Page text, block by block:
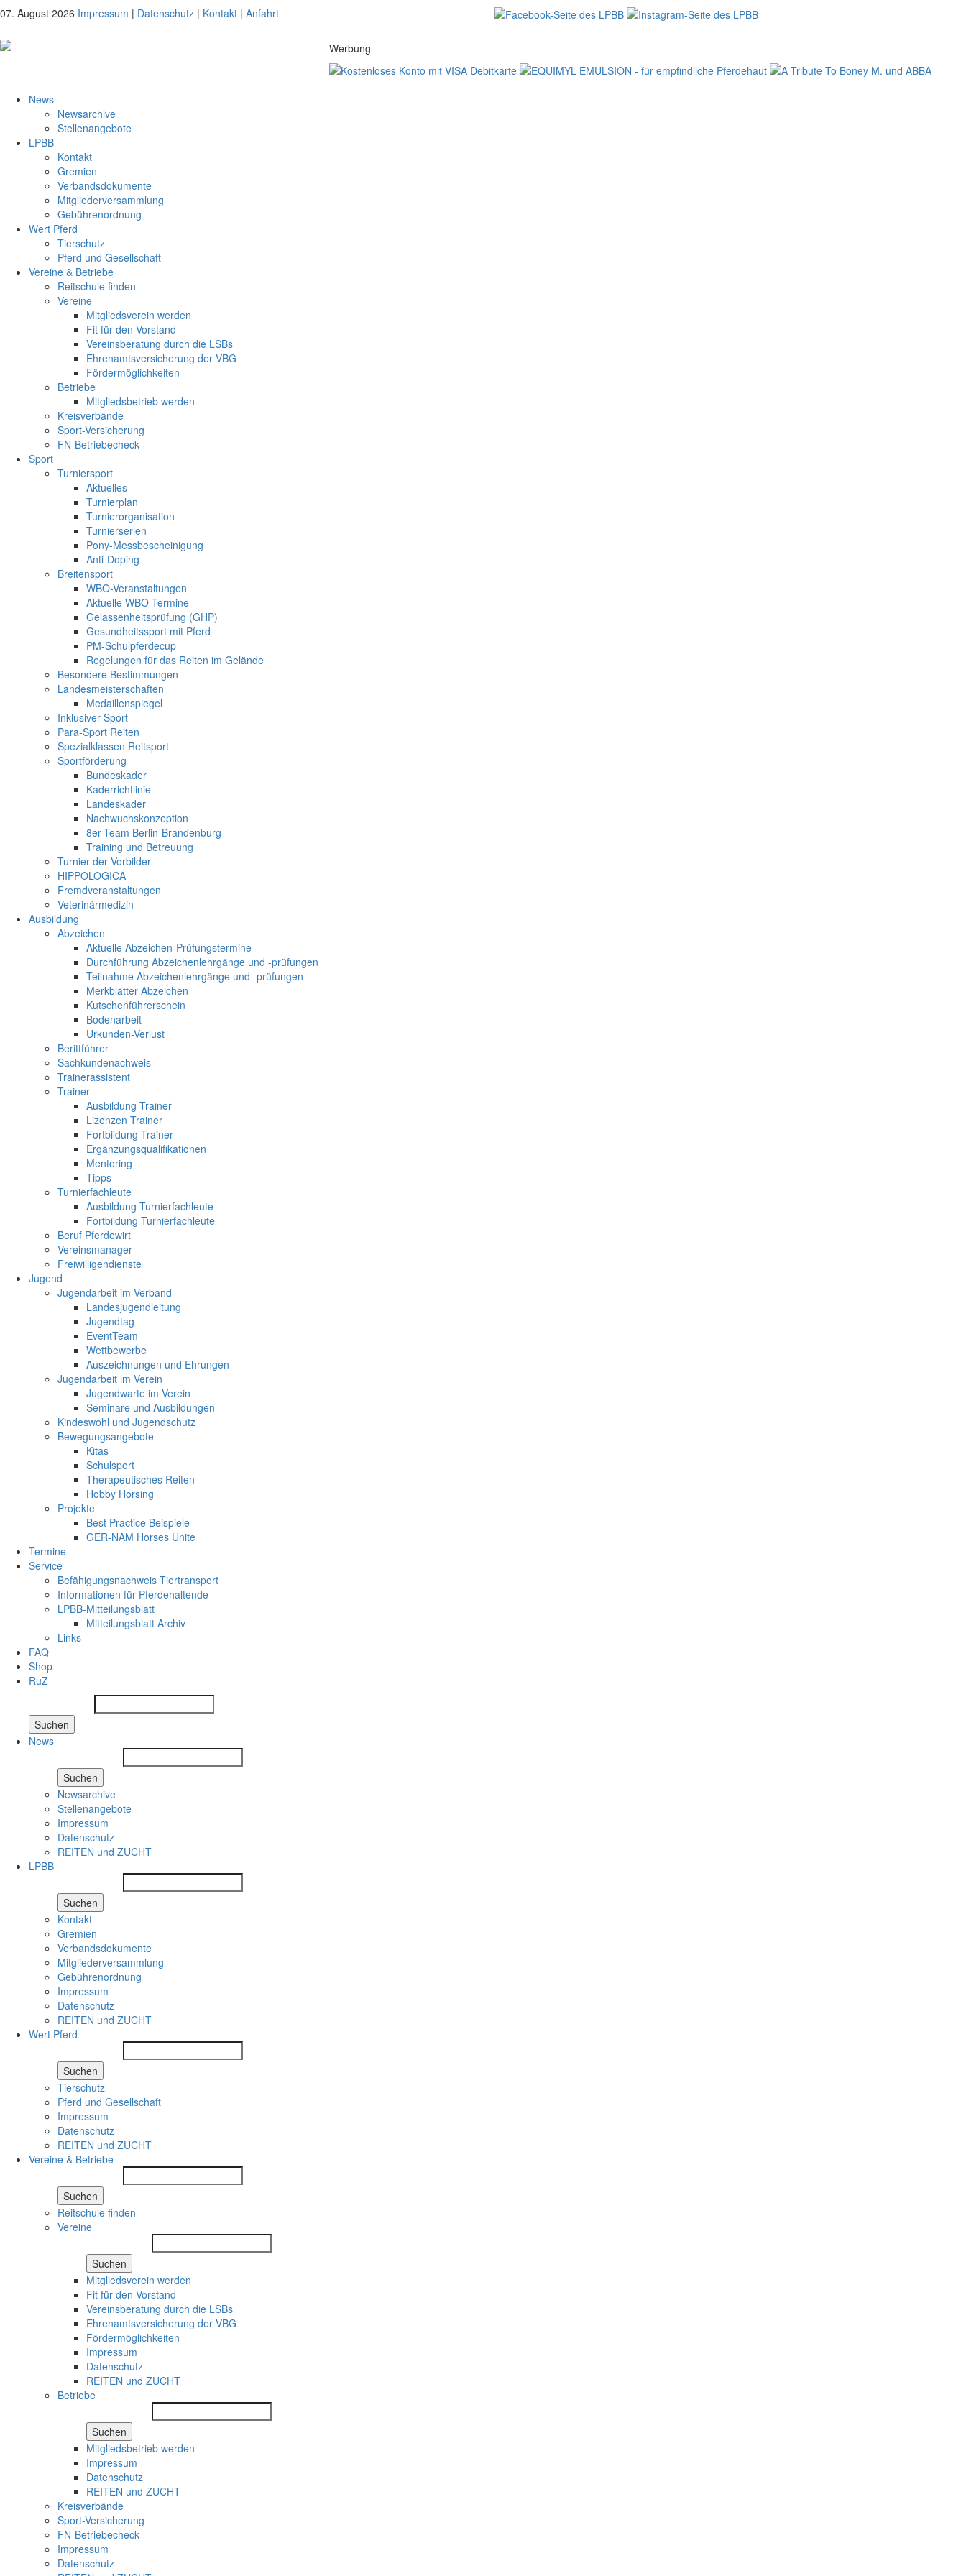
07. August 2026 Impressum | Datenschutz | Kontakt | Anfahrt
Werbung
News
Newsarchive
Stellenangebote
LPBB
Kontakt
Gremien
Verbandsdokumente
Mitgliederversammlung
Gebührenordnung
Wert Pferd
Tierschutz
Pferd und Gesellschaft
Vereine & Betriebe
Reitschule finden
Vereine
Mitgliedsverein werden
Fit für den Vorstand
Vereinsberatung durch die LSBs
Ehrenamtsversicherung der VBG
Fördermöglichkeiten
Betriebe
Mitgliedsbetrieb werden
Kreisverbände
Sport-Versicherung
FN-Betriebecheck
Sport
Turniersport
Aktuelles
Turnierplan
Turnierorganisation
Turnierserien
Pony-Messbescheinigung
Anti-Doping
Breitensport
WBO-Veranstaltungen
Aktuelle WBO-Termine
Gelassenheitsprüfung (GHP)
Gesundheitssport mit Pferd
PM-Schulpferdecup
Regelungen für das Reiten im Gelände
Besondere Bestimmungen
Landesmeisterschaften
Medaillenspiegel
Inklusiver Sport
Para-Sport Reiten
Spezialklassen Reitsport
Sportförderung
Bundeskader
Kaderrichtlinie
Landeskader
Nachwuchskonzeption
8er-Team Berlin-Brandenburg
Training und Betreuung
Turnier der Vorbilder
HIPPOLOGICA
Fremdveranstaltungen
Veterinärmedizin
Ausbildung
Abzeichen
Aktuelle Abzeichen-Prüfungstermine
Durchführung Abzeichenlehrgänge und -prüfungen
Teilnahme Abzeichenlehrgänge und -prüfungen
Merkblätter Abzeichen
Kutschenführerschein
Bodenarbeit
Urkunden-Verlust
Berittführer
Sachkundenachweis
Trainerassistent
Trainer
Ausbildung Trainer
Lizenzen Trainer
Fortbildung Trainer
Ergänzungsqualifikationen
Mentoring
Tipps
Turnierfachleute
Ausbildung Turnierfachleute
Fortbildung Turnierfachleute
Beruf Pferdewirt
Vereinsmanager
Freiwilligendienste
Jugend
Jugendarbeit im Verband
Landesjugendleitung
Jugendtag
EventTeam
Wettbewerbe
Auszeichnungen und Ehrungen
Jugendarbeit im Verein
Jugendwarte im Verein
Seminare und Ausbildungen
Kindeswohl und Jugendschutz
Bewegungsangebote
Kitas
Schulsport
Therapeutisches Reiten
Hobby Horsing
Projekte
Best Practice Beispiele
GER-NAM Horses Unite
Termine
Service
Befähigungsnachweis Tiertransport
Informationen für Pferdehaltende
LPBB-Mitteilungsblatt
Mitteilungsblatt Archiv
Links
FAQ
Shop
RuZ
Suchen
News
Suchen
Newsarchive
Stellenangebote
Impressum
Datenschutz
REITEN und ZUCHT
LPBB
Suchen
Kontakt
Gremien
Verbandsdokumente
Mitgliederversammlung
Gebührenordnung
Impressum
Datenschutz
REITEN und ZUCHT
Wert Pferd
Suchen
Tierschutz
Pferd und Gesellschaft
Impressum
Datenschutz
REITEN und ZUCHT
Vereine & Betriebe
Suchen
Reitschule finden
Vereine
Suchen
Mitgliedsverein werden
Fit für den Vorstand
Vereinsberatung durch die LSBs
Ehrenamtsversicherung der VBG
Fördermöglichkeiten
Impressum
Datenschutz
REITEN und ZUCHT
Betriebe
Suchen
Mitgliedsbetrieb werden
Impressum
Datenschutz
REITEN und ZUCHT
Kreisverbände
Sport-Versicherung
FN-Betriebecheck
Impressum
Datenschutz